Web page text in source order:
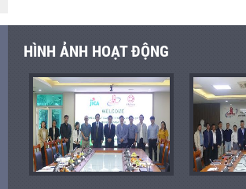
HÌNH ẢNH HOẠT ĐỘNG